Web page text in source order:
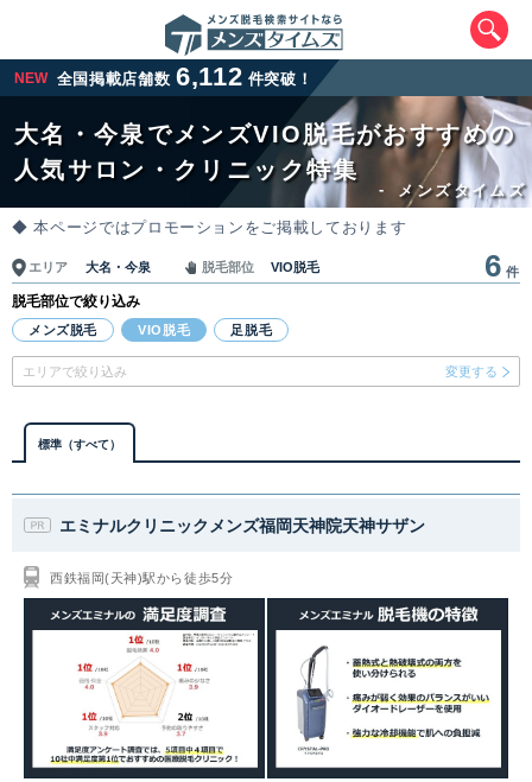
NEW 全国掲載店舗数 6,112 件突破！
大名・今泉でメンズVIO脱毛がおすすめの
人気サロン・クリニック特集
- メンズタイムズ
◆ 本ページではプロモーションをご掲載しております
エリア 大名・今泉 脱毛部位 VIO脱毛 6 件
脱毛部位で絞り込み
メンズ脱毛 VIO脱毛 足脱毛
エリアで絞り込み 変更する
標準（すべて）
エミナルクリニックメンズ福岡天神院天神サザン
西鉄福岡(天神)駅から徒歩5分
エリアから最寄りサロンを探す
北海道・東北
北海道
茨城県 栃木県 群馬県 埼玉県
神奈川県
新潟県 富山県 石川県 福井県